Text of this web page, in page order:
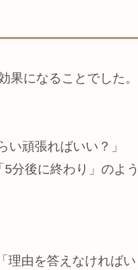
になることでした。
頑張ればいい？」
分後に終わり」のよう
理由を答えなければい